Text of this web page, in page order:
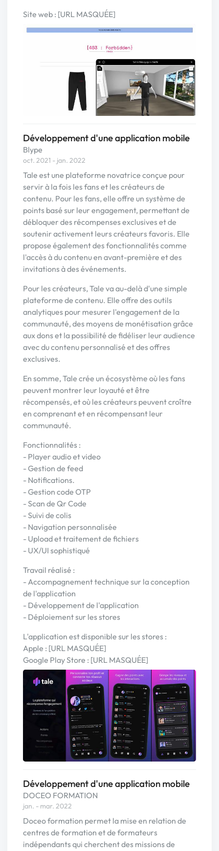
Site web : [URL MASQUÉE]
Développement d'une application mobile
Blype
oct. 2021 - jan. 2022
Tale est une plateforme novatrice conçue pour
servir à la fois les fans et les créateurs de
contenu. Pour les fans, elle offre un système de
points basé sur leur engagement, permettant de
débloquer des récompenses exclusives et de
soutenir activement leurs créateurs favoris. Elle
propose également des fonctionnalités comme
l'accès à du contenu en avant-première et des
invitations à des événements.
Pour les créateurs, Tale va au-delà d'une simple
plateforme de contenu. Elle offre des outils
analytiques pour mesurer l'engagement de la
communauté, des moyens de monétisation grâce
aux dons et la possibilité de fidéliser leur audience
avec du contenu personnalisé et des offres
exclusives.
En somme, Tale crée un écosystème où les fans
peuvent montrer leur loyauté et être
récompensés, et où les créateurs peuvent croître
en comprenant et en récompensant leur
communauté.
Fonctionnalités :
- Player audio et video
- Gestion de feed
- Notifications.
- Gestion code OTP
- Scan de Qr Code
- Suivi de colis
- Navigation personnalisée
- Upload et traitement de fichiers
- UX/UI sophistiqué
Travail réalisé :
- Accompagnement technique sur la conception
de l'application
- Développement de l'application
- Déploiement sur les stores
L'application est disponible sur les stores :
Apple : [URL MASQUÉE]
Google Play Store : [URL MASQUÉE]
Développement d'une application mobile
DOCEO FORMATION
jan. - mar. 2022
Doceo formation permet la mise en relation de
centres de formation et de formateurs
indépendants qui cherchent des missions de